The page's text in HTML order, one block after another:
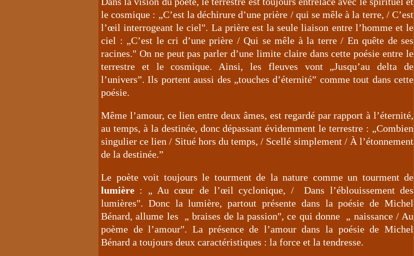
le cosmique : „C’est la déchirure d’une prière / qui se mêle à la terre, / C’est
l’œil interrogeant le ciel". La prière est la seule liaison entre l’homme et le
ciel : „C’est le cri d’une prière / Qui se mêle à la terre / En quête de ses
racines." On ne peut pas parler d’une limite claire dans cette poésie entre le
terrestre et le cosmique. Ainsi, les fleuves vont „Jusqu’au delta de
l’univers”. Ils portent aussi des „touches d’éternité” comme tout dans cette
poésie.
Même l’amour, ce lien entre deux âmes, est regardé par rapport à l’éternité,
au temps, à la destinée, donc dépassant évidemment le terrestre : „Combien
singulier ce lien / Situé hors du temps, / Scellé simplement / À l’étonnement
de la destinée.”
Le poète voit toujours le tourment de la nature comme un tourment de
lumière : „ Au cœur de l’œil cyclonique, / Dans l’éblouissement des
lumières". Donc la lumière, partout présente dans la poésie de Michel
Bénard, allume les „ braises de la passion", ce qui donne „ naissance / Au
poème de l’amour". La présence de l’amour dans la poésie de Michel
Bénard a toujours deux caractéristiques : la force et la tendresse.